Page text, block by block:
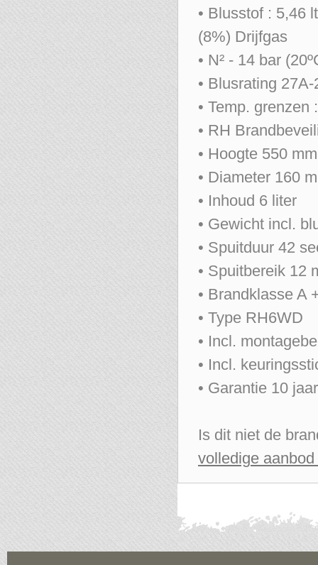
• Blusstof : 5,46
(8%) Drijfgas
• N² - 14 bar
• Blusrating
• Temp. grenzen
• RH
• Hoogte 550 mm
• Diameter 160
• Inhoud 6 liter
• Gewicht incl.
• Spuitduur 42
• Spuitbereik 12
• Brandklasse A
• Type RH6WD
• Incl.
• Incl.
• Garantie 10 jaar
Is dit niet de
volledige